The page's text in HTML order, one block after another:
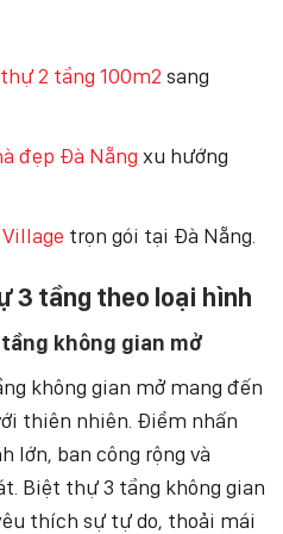
2 tầng 100m2 sang
đẹp Đà Nẵng xu hướng
trọn gói tại Đà Nẵng.
3 tầng theo loại hình
không gian mở
không gian mở mang đến
thiên nhiên. Điểm nhấn
lớn, ban công rộng và
Biệt thự 3 tầng không gian
thích sự tự do, thoải mái